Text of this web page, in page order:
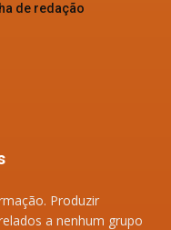
de redação
Produzir
a nenhum grupo